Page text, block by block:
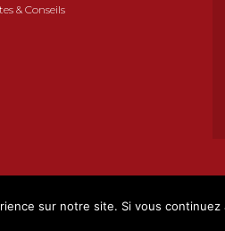
& Conseils
Développement
sur notre site. Si vous